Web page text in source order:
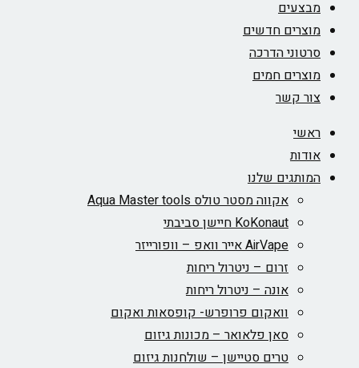
מבצעים
מוצרים חדשים
סרטוני הדרכה
מוצרים חמים
צור קשר
ראשי
אודות
המותגים שלנו
אקווה מסטר טולס Aqua Master tools
KoKonaut חיישן סביבתי
AirVape אייר וואפ – וופורייזר
זרום – ניטרול ריחות
אונה – ניטרול ריחות
וואקום פרופרש- קופסאות ואקום
סאן פלאואר – מכונות גיזום
טרים סטיישן – שולחנות גיזום